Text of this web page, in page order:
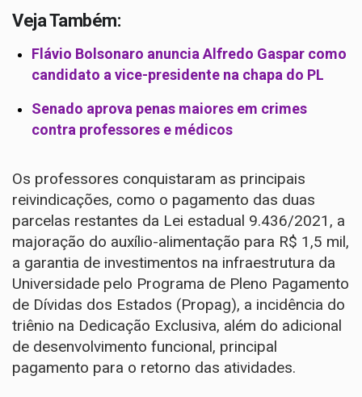
Veja Também:
Flávio Bolsonaro anuncia Alfredo Gaspar como
candidato a vice-presidente na chapa do PL
Senado aprova penas maiores em crimes
contra professores e médicos
Os professores conquistaram as principais
reivindicações, como o pagamento das duas
parcelas restantes da Lei estadual 9.436/2021, a
majoração do auxílio-alimentação para R$ 1,5 mil,
a garantia de investimentos na infraestrutura da
Universidade pelo Programa de Pleno Pagamento
de Dívidas dos Estados (Propag), a incidência do
triênio na Dedicação Exclusiva, além do adicional
de desenvolvimento funcional, principal
pagamento para o retorno das atividades.